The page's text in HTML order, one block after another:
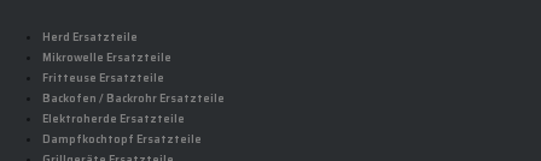
Herd Ersatzteile
Mikrowelle Ersatzteile
Fritteuse Ersatzteile
Backofen / Backrohr Ersatzteile
Elektroherde Ersatzteile
Dampfkochtopf Ersatzteile